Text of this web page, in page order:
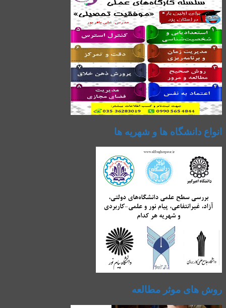
انواع دانشگاه ها و شهریه ها
روش های موثر مطالعه